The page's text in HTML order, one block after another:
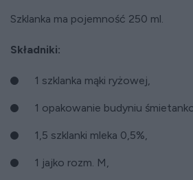
Szklanka ma pojemność 250 ml.
Składniki:
1 szklanka mąki ryżowej,
1 opakowanie budyniu
1,5 szklanki mleka 0,5%,
1 jajko rozm. M,